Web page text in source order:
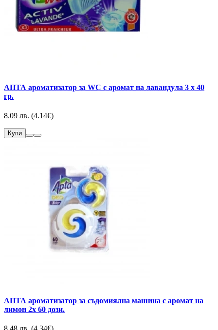
АПТА ароматизатор за WC с аромат на лавандула 3 х 40
гр.
8.09 лв. (4.14€)
Купи
АПТА ароматизатор за съдомиялна машина с аромат на
лимон 2х 60 дози.